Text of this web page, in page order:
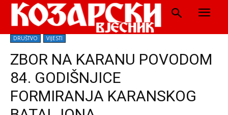
DRUŠTVO VIJESTI
ZBOR NA KARANU POVODOM
84. GODIŠNJICE
FORMIRANJA KARANSKOG